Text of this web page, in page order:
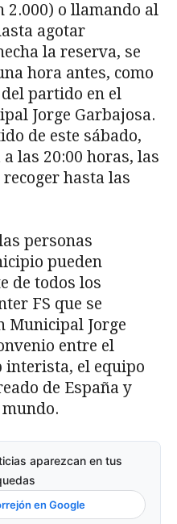
2.000) o llamando al
agotar
la reserva, se
hora antes, como
partido en el
Jorge Garbajosa.
de este sábado,
las 20:00 horas, las
hasta las
personas
pueden
de todos los
FS que se
Municipal Jorge
entre el
interista, el equipo
de España y
aparezcan en tus
en Google